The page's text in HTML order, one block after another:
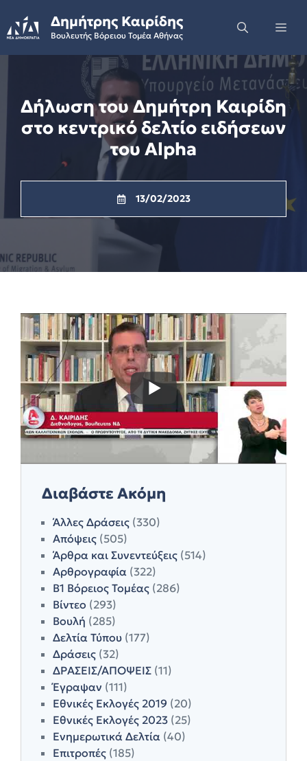
to
content
Δημήτρης Καιρίδης
Βουλευτής Βόρειου Τομέα Αθήνας
Δήλωση του Δημήτρη Καιρίδη
στο κεντρικό δελτίο ειδήσεων
του Alpha
13/02/2023
Διαβάστε Ακόμη
Άλλες Δράσεις (330)
Απόψεις (505)
Άρθρα και Συνεντεύξεις (514)
Αρθρογραφία (322)
Β1 Βόρειος Τομέας (286)
Βίντεο (293)
Βουλή (285)
Δελτία Τύπου (177)
Δράσεις (32)
ΔΡΑΣΕΙΣ/ΑΠΟΨΕΙΣ (11)
Έγραψαν (111)
Εθνικές Εκλογές 2019 (20)
Εθνικές Εκλογές 2023 (25)
Ενημερωτικά Δελτία (40)
Επιτροπές (185)